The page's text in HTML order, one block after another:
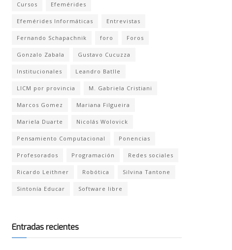
Cursos Efemérides
Efemérides Informáticas Entrevistas
Fernando Schapachnik foro Foros
Gonzalo Zabala Gustavo Cucuzza
Institucionales Leandro Batlle
LICM por provincia M. Gabriela Cristiani
Marcos Gomez Mariana Filgueira
Mariela Duarte Nicolás Wolovick
Pensamiento Computacional Ponencias
Profesorados Programación Redes sociales
Ricardo Leithner Robótica Silvina Tantone
Sintonía Educar Software libre
Entradas recientes